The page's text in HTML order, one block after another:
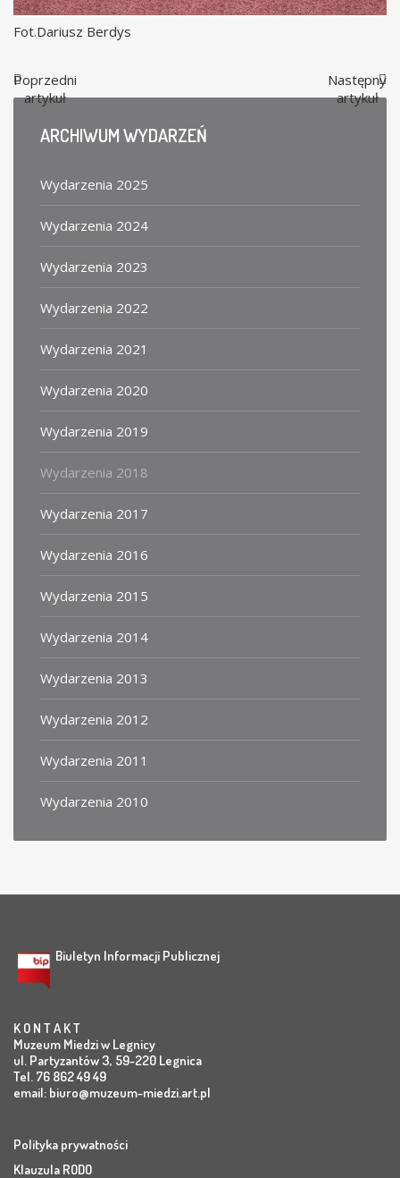
Fot.Dariusz Berdys
Poprzedni
artykuł
Następny
artykuł
ARCHIWUMWYDARZEŃ
Wydarzenia 2025
Wydarzenia 2024
Wydarzenia 2023
Wydarzenia 2022
Wydarzenia 2021
Wydarzenia 2020
Wydarzenia 2019
Wydarzenia 2018
Wydarzenia 2017
Wydarzenia 2016
Wydarzenia 2015
Wydarzenia 2014
Wydarzenia 2013
Wydarzenia 2012
Wydarzenia 2011
Wydarzenia 2010
Biuletyn Informacji Publicznej
K O N T A K T
Muzeum Miedzi w Legnicy
ul. Partyzantów 3, 59-220 Legnica
Tel. 76 862 49 49
email: biuro@muzeum-miedzi.art.pl
Polityka prywatności
Klauzula RODO